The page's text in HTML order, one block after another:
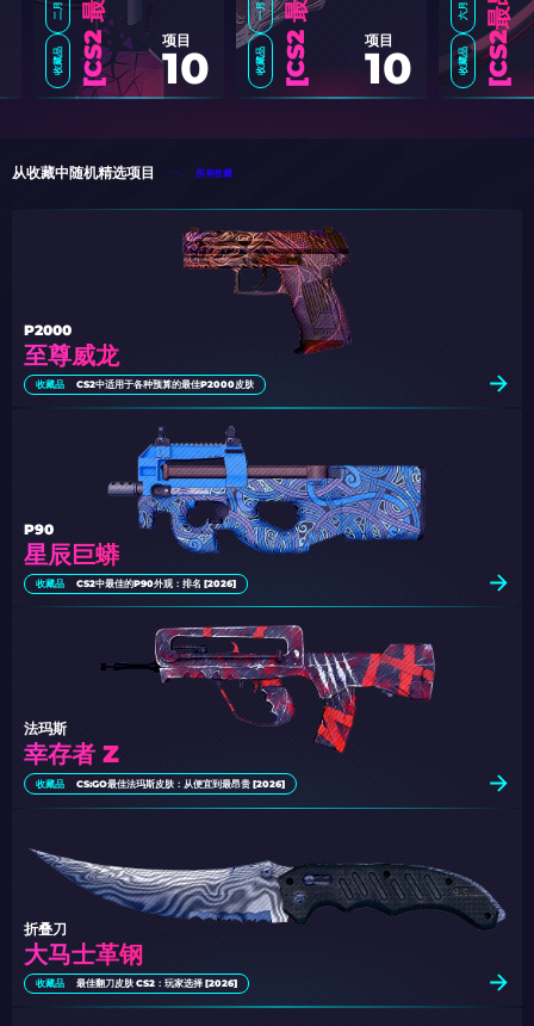
收藏品
C
S
2
最
昂
贵
的
刀
具
[
2
0
2
收藏品
C
S
2
最
佳
R
8
左
轮
手
枪
皮
肤
[
2
0
2
项目
10
收藏品
C
S
2
最
佳
霓
虹
皮
肤
[
2
0
2
项目
10
从收藏中随机精选项目 所有收藏
至尊威龙
P2000
收藏品 CS2中适用于各种预算的最佳P2000皮肤
星辰巨蟒
P90
收藏品 CS2中最佳的P90外观：排名 [2026]
幸存者 Z
法玛斯
收藏品 CS:GO最佳法玛斯皮肤：从便宜到最昂贵 [2026]
大马士革钢
折叠刀
收藏品 最佳翻刀皮肤 CS2：玩家选择 [2026]